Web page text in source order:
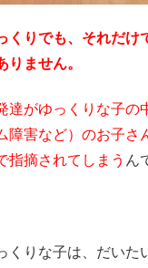
くりでも、それだけ
りません。
達がゆっくりな子の
障害など）のお子さ
指摘されてしまう ん
くりな子は、だいた